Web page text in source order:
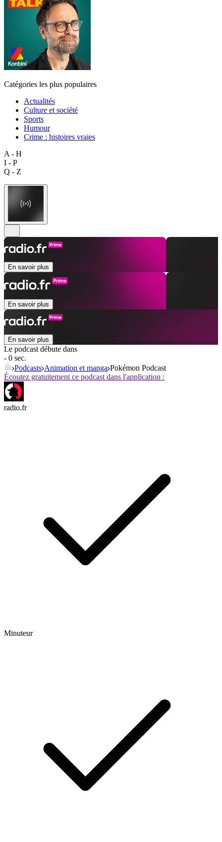
Catégories les plus populaires
Actualités
Culture et société
Sports
Humour
Crime : histoires vraies
A - H
I - P
Q - Z
En savoir plus
En savoir plus
En savoir plus
Le podcast débute dans
- 0 sec.
Podcasts Animation et manga Pokémon Podcast
Écoutez gratuitement ce podcast dans l'application :
radio.fr
Minuteur